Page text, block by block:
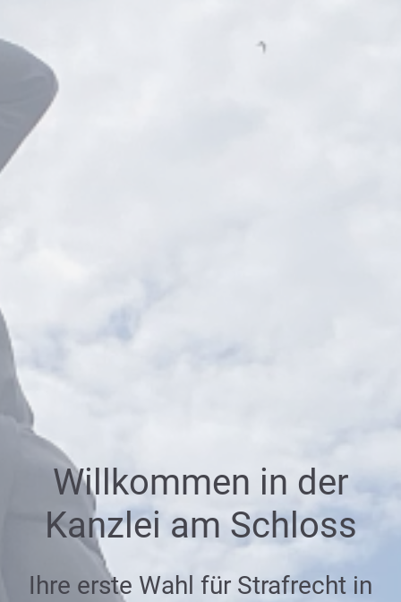
Willkommen in der
Kanzlei am Schloss
Ihre erste Wahl für Strafrecht in